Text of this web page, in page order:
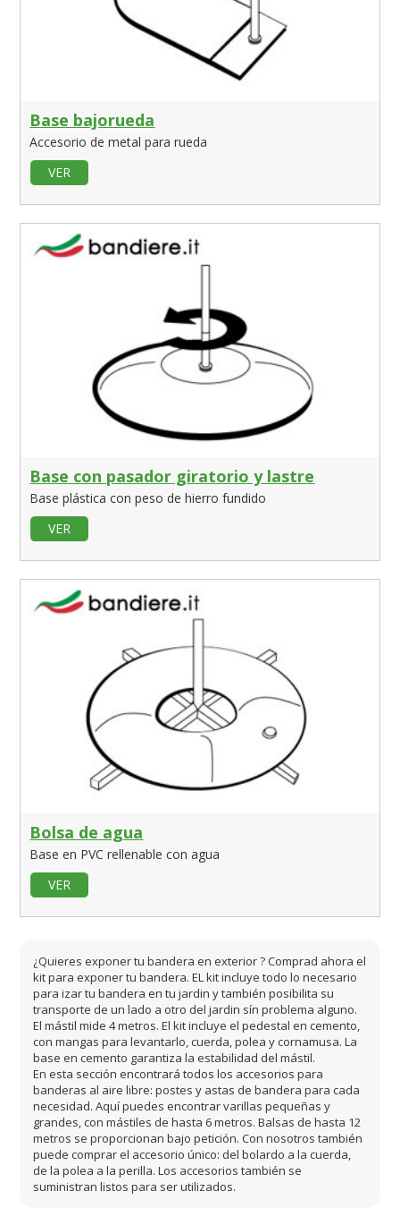
Base bajorueda
Accesorio de metal para rueda
VER
Base con pasador giratorio y lastre
Base plástica con peso de hierro fundido
VER
Bolsa de agua
Base en PVC rellenable con agua
VER
¿Quieres exponer tu bandera en exterior ? Comprad ahora el
kit para exponer tu bandera. EL kit incluye todo lo necesario
para izar tu bandera en tu jardin y también posibilita su
transporte de un lado a otro del jardin sín problema alguno.
El mástil mide 4 metros. El kit incluye el pedestal en cemento,
con mangas para levantarlo, cuerda, polea y cornamusa. La
base en cemento garantiza la estabilidad del mástil.
En esta sección encontrará todos los accesorios para
banderas al aire libre: postes y astas de bandera para cada
necesidad. Aquí puedes encontrar varillas pequeñas y
grandes, con mástiles de hasta 6 metros. Balsas de hasta 12
metros se proporcionan bajo petición. Con nosotros también
puede comprar el accesorio único: del bolardo a la cuerda,
de la polea a la perilla. Los accesorios también se
suministran listos para ser utilizados.